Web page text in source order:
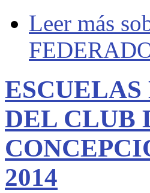
Leer más
DEL CLUB
2014